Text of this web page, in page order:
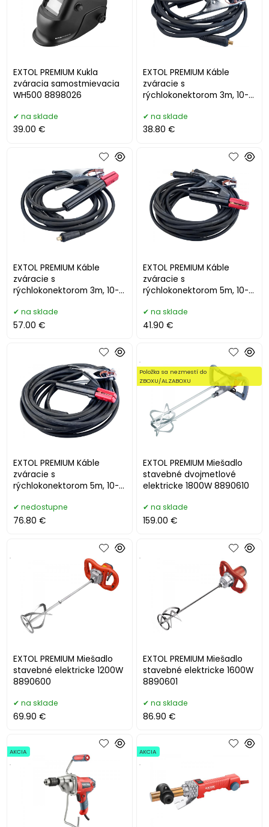
EXTOL PREMIUM Kukla
zváracia samostmievacia
WH500 8898026
na sklade
39.00 €
EXTOL PREMIUM Káble
zváracie s
rýchlokonektorom 3m, 10-
na sklade
38.80 €
EXTOL PREMIUM Káble
zváracie s
rýchlokonektorom 3m, 10-
na sklade
57.00 €
EXTOL PREMIUM Káble
zváracie s
rýchlokonektorom 5m, 10-
na sklade
41.90 €
EXTOL PREMIUM Káble
zváracie s
rýchlokonektorom 5m, 10-
dielna sada 8898226
nedostupne
76.80 €
EXTOL PREMIUM Miešadlo
stavebné dvojmetlové
elektricke 1800W 8890610
.
Položka sa nezmestí do
ZBOXU/ALZABOXU
na sklade
159.00 €
EXTOL PREMIUM Miešadlo
stavebné elektricke 1200W
8890600
.
na sklade
69.90 €
EXTOL PREMIUM Miešadlo
stavebné elektricke 1600W
8890601
.
na sklade
86.90 €
AKCIA
.
AKCIA
.